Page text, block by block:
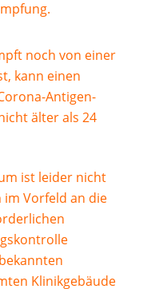
noch von einer
kann einen
Antigen-
älter als 24
ist leider nicht
im Vorfeld an die
Klinikgebäude